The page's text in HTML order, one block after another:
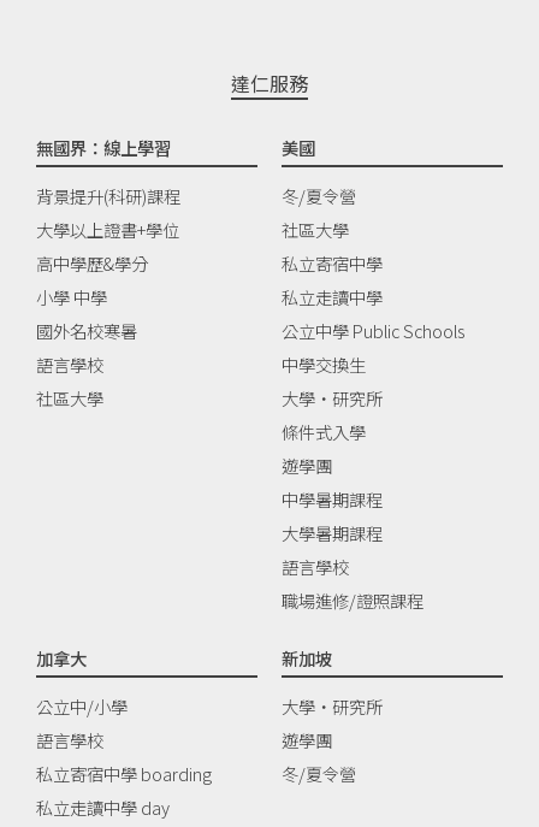
達仁服務
無國界：線上學習
背景提升(科研)課程
大學以上證書+學位
高中學歷&學分
小學 中學
國外名校寒暑
語言學校
社區大學
美國
冬/夏令營
社區大學
私立寄宿中學
私立走讀中學
公立中學 Public Schools
中學交換生
大學‧研究所
條件式入學
遊學團
中學暑期課程
大學暑期課程
語言學校
職場進修/證照課程
加拿大
公立中/小學
語言學校
私立寄宿中學 boarding
私立走讀中學 day
新加坡
大學‧研究所
遊學團
冬/夏令營